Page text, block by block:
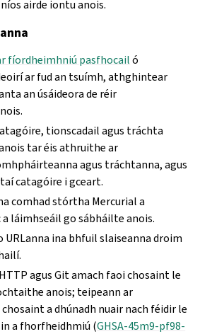
airde iontu anois.
fíordheimhniú pasfhocailó
ar fud an tsuímh, athghintear
an úsáideora de réir
tionscadail agus tráchta
tar éis athruithe ar
agus tráchtanna, agus
catagóire i gceart.
comhad stórtha Mercurial a
láimhseáil go sábháilte anois.
ina bhfuil slaiseanna droim
agus Git amach faoi chosaint le
anois; teipeann ar
a dhúnadh nuair nach féidir le
a fhorfheidhmiú (GHSA-45m9-pf98-